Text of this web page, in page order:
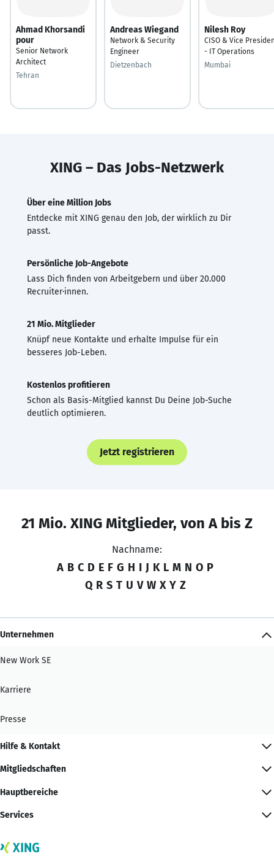
Ahmad Khorsandi
pour
Senior Network
Architect
Tehran
Andreas Wiegand
Network & Security
Engineer
Dietzenbach
Nilesh Roy
CISO & Vice
- IT Operations
Mumbai
XING – Das Jobs-Netzwerk
Über eine Million Jobs
Entdecke mit XING genau den Job, der wirklich zu Dir
passt.
Persönliche Job-Angebote
Lass Dich finden von Arbeitgebern und über 20.000
Recruiter·innen.
21 Mio. Mitglieder
Knüpf neue Kontakte und erhalte Impulse für ein
besseres Job-Leben.
Kostenlos profitieren
Schon als Basis-Mitglied kannst Du Deine Job-Suche
deutlich optimieren.
Jetzt registrieren
21 Mio. XING Mitglieder, von A bis Z
Nachname:
A B C D E F G H I J K L M N O P
Q R S T U V W X Y Z
Unternehmen
New Work SE
Karriere
Presse
Hilfe & Kontakt
Mitgliedschaften
Hauptbereiche
Services